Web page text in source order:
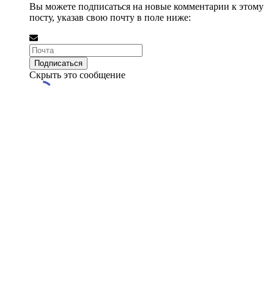
Вы можете подписаться на новые комментарии к этому
посту, указав свою почту в поле ниже:
Скрыть это сообщение